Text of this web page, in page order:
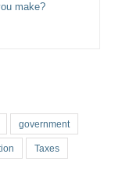
make?
government
Taxes